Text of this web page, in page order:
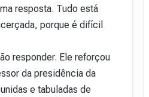
resposta. Tudo está
porque é difícil
responder. Ele reforçou
da presidência da
e tabuladas de